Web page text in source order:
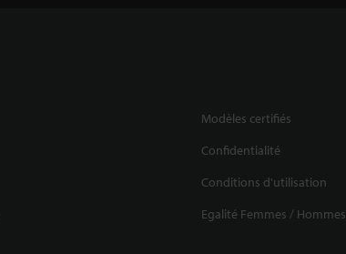
Modèles certifiés
Confidentialité
Conditions d'utilisation
Egalité Femmes / Hommes